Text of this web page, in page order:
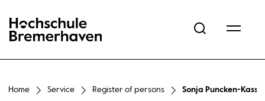
Hochschule Bremerhaven
Home Service Register of persons Sonja Puncken-